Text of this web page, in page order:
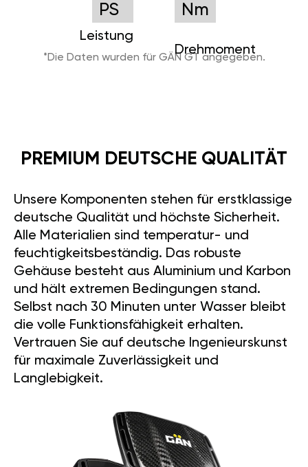
PS
Leistung
Nm
Drehmoment
*Die Daten wurden für GÄN GT angegeben.
PREMIUM DEUTSCHE QUALITÄT
Unsere Komponenten stehen für erstklassige
deutsche Qualität und höchste Sicherheit.
Alle Materialien sind temperatur- und
feuchtigkeitsbeständig. Das robuste
Gehäuse besteht aus Aluminium und Karbon
und hält extremen Bedingungen stand.
Selbst nach 30 Minuten unter Wasser bleibt
die volle Funktionsfähigkeit erhalten.
Vertrauen Sie auf deutsche Ingenieurskunst
für maximale Zuverlässigkeit und
Langlebigkeit.